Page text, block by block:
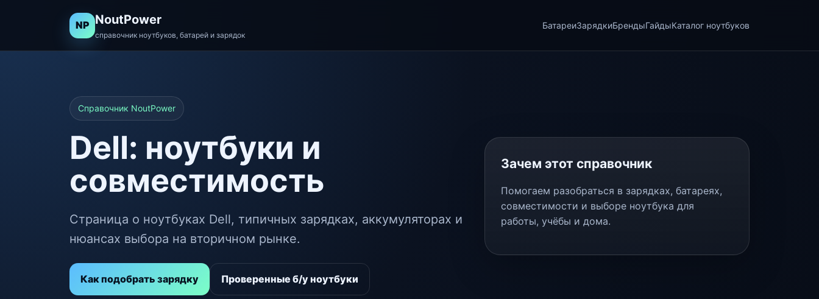
NP NoutPower
справочник ноутбуков, батарей и зарядок
БатареиЗарядкиБрендыГайдыКаталог ноутбуков
Справочник NoutPower
Dell: ноутбуки и
совместимость
Страница о ноутбуках Dell, типичных зарядках, аккумуляторах и
нюансах выбора на вторичном рынке.
Как подобрать зарядку Проверенные б/у ноутбуки
Зачем этот справочник
Помогаем разобраться в зарядках, батареях,
совместимости и выборе ноутбука для
работы, учёбы и дома.